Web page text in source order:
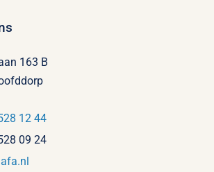
163 B
12 44
09 24